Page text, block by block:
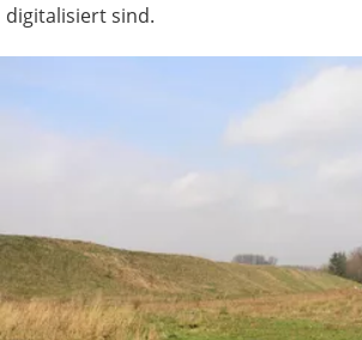
digitalisiert sind.